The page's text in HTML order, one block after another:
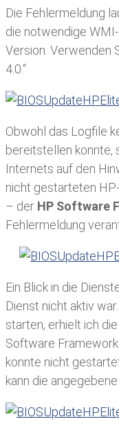
Die Fehlermeldung
die notwendige
Version. Verwenden
4.0.“
Obwohl das Logfile
bereitstellen konnte,
Internets auf den
nicht gestarteten
– der HP Software
Fehlermeldung
Ein Blick in die
Dienst nicht aktiv
starten, erhielt ich
Software Framework
konnte nicht
kann die